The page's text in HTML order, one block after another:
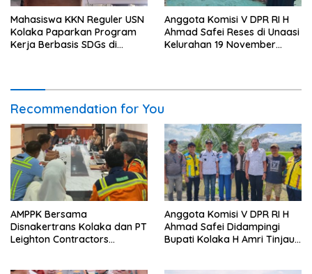
Mahasiswa KKN Reguler USN
Kolaka Paparkan Program
Kerja Berbasis SDGs di
Anggota Komisi V DPR RI H
Ahmad Safei Reses di Unaasi
Kelurahan 19 November
Recommendation for You
AMPPK Bersama
Disnakertrans Kolaka dan PT
Leighton Contractors
Anggota Komisi V DPR RI H
Ahmad Safei Didampingi
Bupati Kolaka H Amri Tinjau